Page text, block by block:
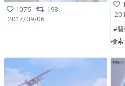
1075
198
2017/09/06
#碧
検索